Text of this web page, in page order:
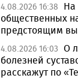
4.08.2026 16:38
На
общественных
предстоящим
4.08.2026 16:03 О
болезней
расскажут по